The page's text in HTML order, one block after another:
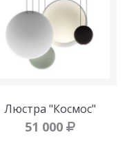
Люстра "Космос"
51 000